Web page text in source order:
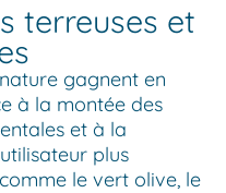
terreuses et
gagnent en
à la montée des
et à la
plus
le vert olive, le